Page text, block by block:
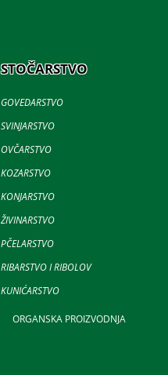
STOČARSTVO
GOVEDARSTVO
SVINJARSTVO
OVČARSTVO
KOZARSTVO
KONJARSTVO
ŽIVINARSTVO
PČELARSTVO
RIBARSTVO I RIBOLOV
KUNIĆARSTVO
ORGANSKA PROIZVODNJA